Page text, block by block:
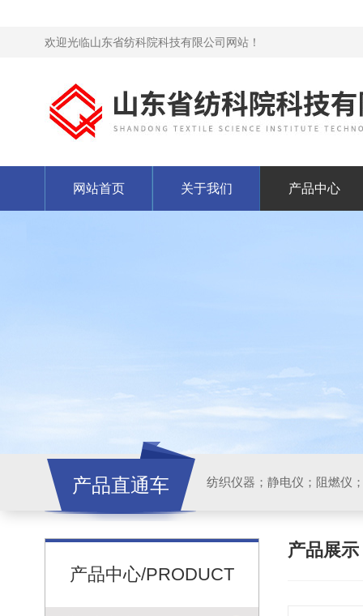
欢迎光临山东省纺科院科技有限公司网站！
网站首页 关于我们 产品中心
产品直通车 纺织仪器；静电仪；阻燃仪
产品展示
产品中心/PRODUCT